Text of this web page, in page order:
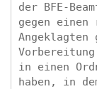
der BFE-
gegen einen
in einen
haben, in